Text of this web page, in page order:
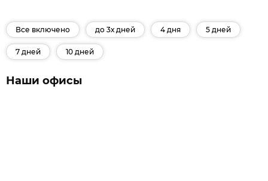
Все включено до 3х дней 4 дня 5 дней
7 дней 10 дней
Наши офисы